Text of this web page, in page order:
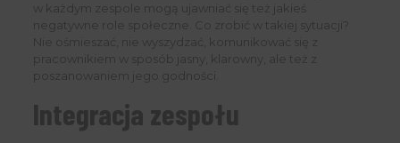
w każdym zespole mogą ujawniać się też jakieś
negatywne role społeczne. Co zrobić w takiej sytuacji?
Nie ośmieszać, nie wyszydzać, komunikować się z
pracownikiem w sposób jasny, klarowny, ale też z
poszanowaniem jego godności.
Integracja zespołu